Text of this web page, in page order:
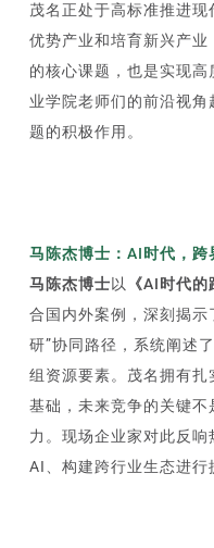
茂名正处于高标准推进
优势产业和培育新兴产
的核心课题，也是实现
业学院老师们的前沿视
题的积极作用。
马陈杰博士：AI时代，
马陈杰博士以 《AI时代
合国内外案例，深刻揭示
研”协同路径，系统阐述
组资源要素。茂名拥有
基础，未来竞争的关键
力。现场企业家对此反
AI、构建跨行业生态进行